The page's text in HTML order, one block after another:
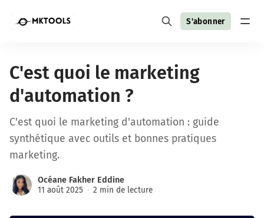
S'abonner
C'est quoi le marketing
d'automation ?
C'est quoi le marketing d'automation : guide
synthétique avec outils et bonnes pratiques
marketing.
Océane Fakher Eddine
11 août 2025
2 min de lecture